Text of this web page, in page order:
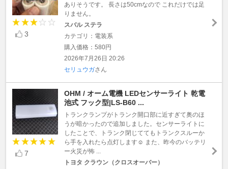
3
ありそうです。 長さは50cmなので これだけでは足
りません。
スバル ステラ
カテゴリ：電装系
購入価格：580円
2026年7月26日 20:26
セリュウガさん
7
OHM / オーム電機 LEDセンサーライト 乾電
池式 フック型|LS-B60 ...
トランクランプがトランク開口部に近すぎて奥のほ
うが暗かったので追加しました。センサーライトに
したことで、トランク閉じててもトランクスルーか
ら手を入れたら点灯します☺️ また、昨今のバッテリ
ー火災が怖 ...
トヨタ クラウン（クロスオーバー）